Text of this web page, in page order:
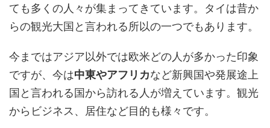
ても多くの人々が集まってきています。タイは昔か
らの観光大国と言われる所以の一つでもあります。
今まではアジア以外では欧米どの人が多かった印象
ですが、今は中東やアフリカなど新興国や発展途上
国と言われる国から訪れる人が増えています。観光
からビジネス、居住など目的も様々です。